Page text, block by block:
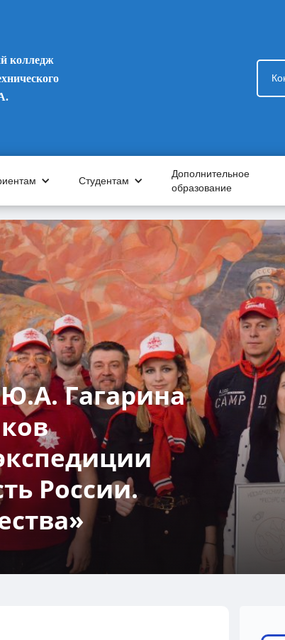
колледж
Студентам
Дополнительное
образование
Гагарина
России.